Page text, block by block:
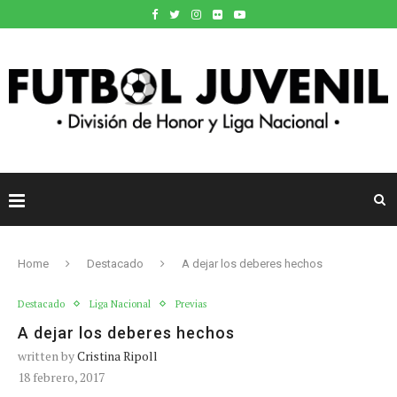
Home Destacado A dejar los deberes hechos
Destacado Liga Nacional Previas
A dejar los deberes hechos
written byCristina Ripoll
18 febrero, 2017